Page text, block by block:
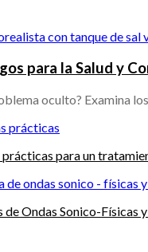
para la Salud y
oculto? Examina
para un
Ondas Sonico-Físicas